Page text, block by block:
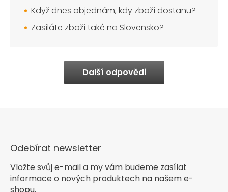
Když dnes objednám, kdy zboží dostanu?
Zasíláte zboží také na Slovensko?
Další odpovědi
Odebírat newsletter
Vložte svůj e-mail a my vám budeme zasílat
informace o nových produktech na našem e-